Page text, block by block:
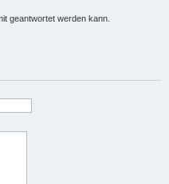
geantwortet werden kann.